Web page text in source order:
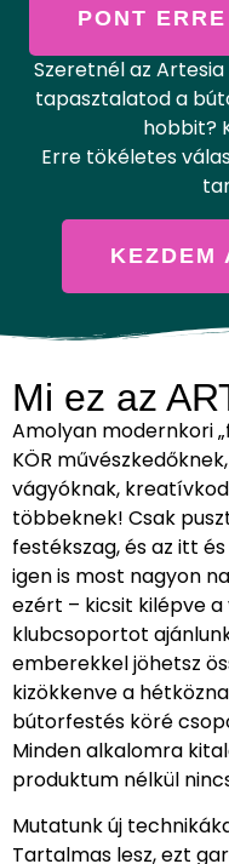
PONT
Szeretnél az
tapasztalatod a
hobbit?
Erre tökéletes
KEZDEM
Mi ez az
Amolyan modernkori
KÖR
vágyóknak,
többeknek! Csak
festékszag, és az itt
igen is most nagyon
ezért – kicsit kilépve
klubcsoportot
emberekkel jöhetsz
kizökkenve a
bútorfestés köré
Minden alkalomra
produktum nélkül
Mutatunk új
Tartalmas lesz, ezt